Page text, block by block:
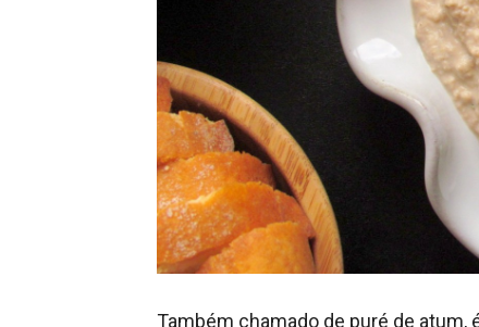
Também chamado de puré de